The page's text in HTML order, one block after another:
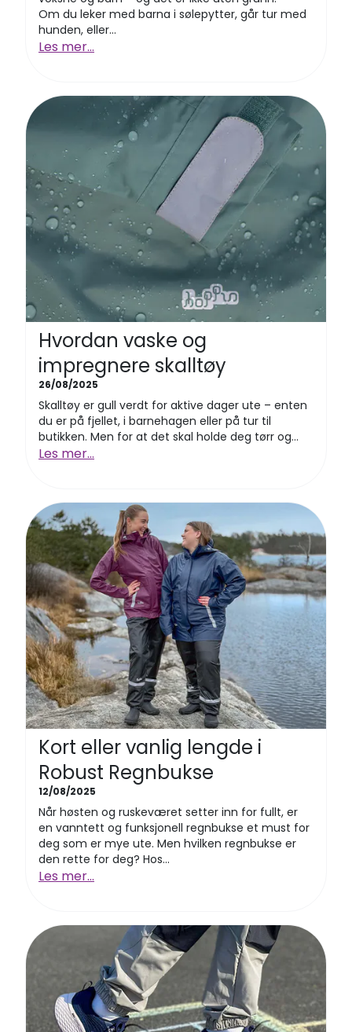
Om du leker med barna i sølepytter, går tur med
hunden, eller...
Les mer...
Hvordan vaske og
impregnere skalltøy
26/08/2025
Skalltøy er gull verdt for aktive dager ute – enten
du er på fjellet, i barnehagen eller på tur til
butikken. Men for at det skal holde deg tørr og...
Les mer...
Kort eller vanlig lengde i
Robust Regnbukse
12/08/2025
Når høsten og ruskeværet setter inn for fullt, er
en vanntett og funksjonell regnbukse et must for
deg som er mye ute. Men hvilken regnbukse er
den rette for deg? Hos...
Les mer...